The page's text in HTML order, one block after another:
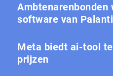
Ambtenarenbonden
software van
Meta biedt ai-tool
prijzen